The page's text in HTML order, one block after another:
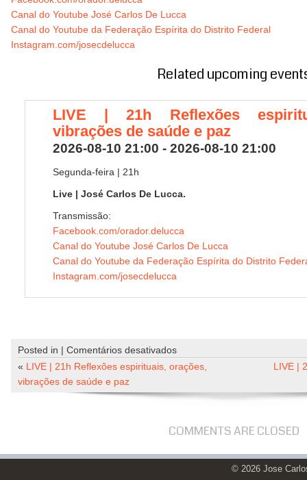
Canal do Youtube José Carlos De Lucca
Canal do Youtube da Federação Espírita do Distrito Federal
Instagram.com/josecdelucca
Related upcoming
LIVE | 21h Reflexões
vibrações de saúde e paz
2026-08-10 21:00 - 2026-08-10 21:00
Segunda-feira | 21h
Live | José Carlos De Lucca.
Transmissão:
Facebook.com/orador.delucca
Canal do Youtube José Carlos De Lucca
Canal do Youtube da Federação Espírita do Distrito
Instagram.com/josecdelucca
Posted in | Comentários desativadosem
LIVE
21h
espirituais,
vibrações
« LIVE | 21h Reflexões espirituais, orações,
vibrações de saúde e paz
LIVE |
COMMENTS ARE CLOSED
© 2026 Jose